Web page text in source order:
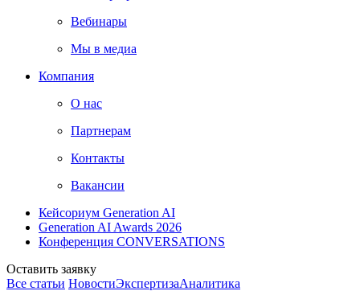
Вебинары
Мы в медиа
Компания
О нас
Партнерам
Контакты
Вакансии
Кейсориум Generation AI
Generation AI Awards 2026
Конференция CONVERSATIONS
Оставить заявку
Все статьи НовостиЭкспертизаАналитика